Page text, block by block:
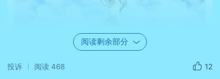
阅读剩余部分
投诉 阅读 468 12